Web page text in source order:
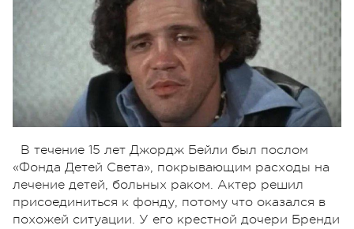
В течение 15 лет Джордж Бейли был послом
«Фонда Детей Света», покрывающим расходы на
лечение детей, больных раком. Актер решил
присоединиться к фонду, потому что оказался в
похожей ситуации. У его крестной дочери Бренди